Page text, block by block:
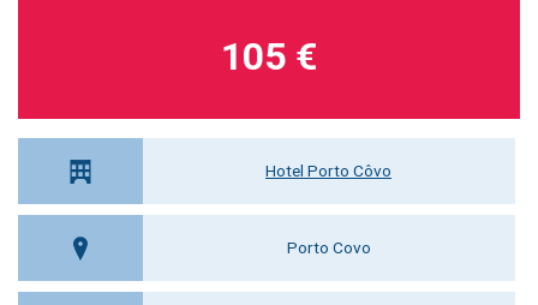
Hotel Porto Côvo
Porto Covo
105 €